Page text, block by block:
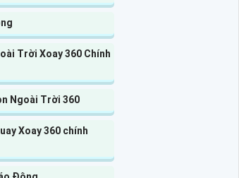
Trời Xoay 360 Chính
Ngoài Trời 360
Xoay 360 chính